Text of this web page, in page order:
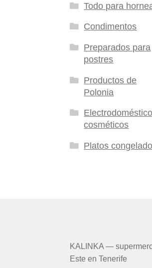
Todo para
Condimentos
Preparados para
postres
Productos de
Polonia
cosméticos
Platos
KALINKA —
Este en Tenerife